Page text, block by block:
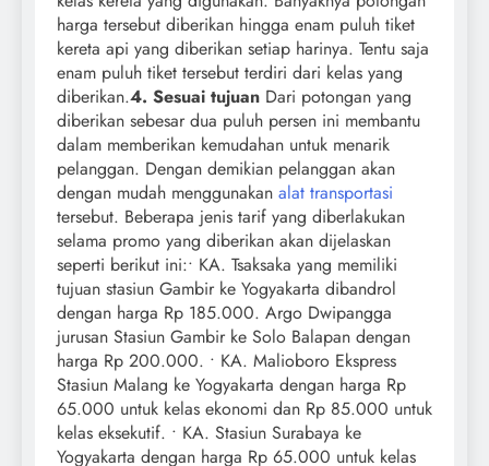
harga tersebut diberikan hingga enam puluh tiket
kereta api yang diberikan setiap harinya. Tentu saja
enam puluh tiket tersebut terdiri dari kelas yang
diberikan.4. Sesuai tujuan Dari potongan yang
diberikan sebesar dua puluh persen ini membantu
dalam memberikan kemudahan untuk menarik
pelanggan. Dengan demikian pelanggan akan
dengan mudah menggunakan alat transportasi
tersebut. Beberapa jenis tarif yang diberlakukan
selama promo yang diberikan akan dijelaskan
seperti berikut ini:• KA. Tsaksaka yang memiliki
tujuan stasiun Gambir ke Yogyakarta dibandrol
dengan harga Rp 185.000. Argo Dwipangga
jurusan Stasiun Gambir ke Solo Balapan dengan
harga Rp 200.000. • KA. Malioboro Ekspress
Stasiun Malang ke Yogyakarta dengan harga Rp
65.000 untuk kelas ekonomi dan Rp 85.000 untuk
kelas eksekutif. • KA. Stasiun Surabaya ke
Yogyakarta dengan harga Rp 65.000 untuk kelas